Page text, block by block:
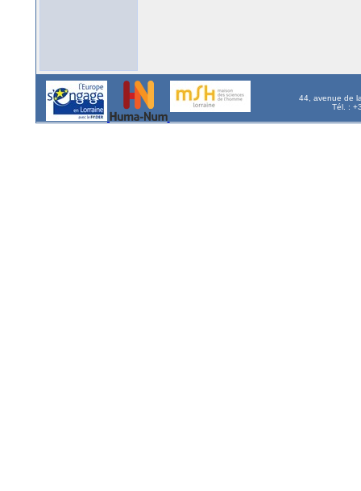
44, avenue de
Tél. :